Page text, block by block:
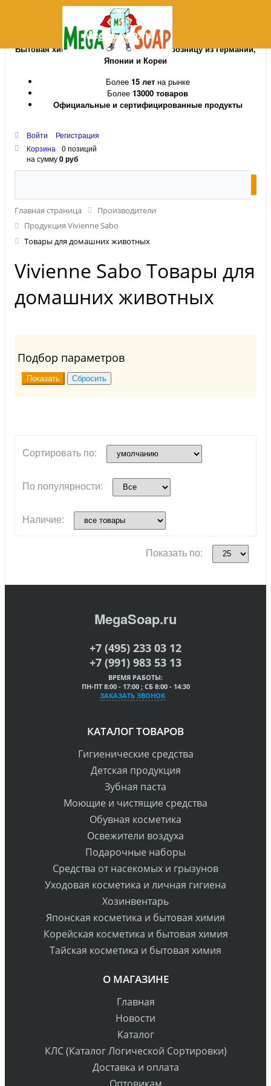
MegaSoap.ru
Бытовая химия и косметика оптом и в розницу из Германии,
Японии и Кореи
Более 15 летна рынке
Более 13000 товаров
Официальные и сертифицированные продукты
Войти
Регистрация
Корзина
0 позиций
на сумму0 руб
Главная страница
Производители
Продукция Vivienne Sabo
Товары для домашних животных
Vivienne Sabo Товары для
домашних животных
Подбор параметров
Сортировать по:
По популярности:
Наличие:
Показать по:
MegaSoap.ru
+7 (495) 233 03 12
+7 (991) 983 53 13
ВРЕМЯ РАБОТЫ:
ПН-ПТ 8:00 - 17:00 ; СБ 8:00 - 14:30
ЗАКАЗАТЬ ЗВОНОК
КАТАЛОГ ТОВАРОВ
Гигиенические средства
Детская продукция
Зубная паста
Моющие и чистящие средства
Обувная косметика
Освежители воздуха
Подарочные наборы
Средства от насекомых и грызунов
Уходовая косметика и личная гигиена
Хозинвентарь
Японская косметика и бытовая химия
Корейская косметика и бытовая химия
Тайская косметика и бытовая химия
О МАГАЗИНЕ
Главная
Новости
Каталог
КЛС (Каталог Логической Сортировки)
Доставка и оплата